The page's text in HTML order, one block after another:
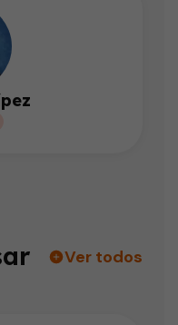
Ver todos